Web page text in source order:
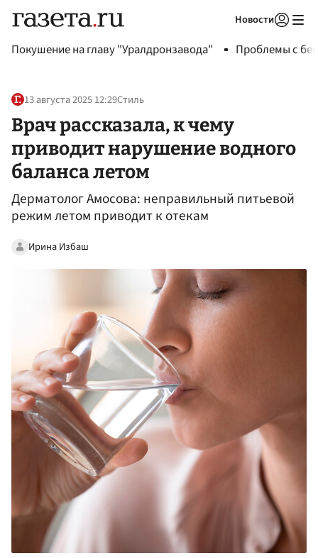
Новости
Покушение на главу "Уралдронзавода" Проблемы с
13 августа 2025 12:29Стиль
Врач рассказала, к чему
приводит нарушение водного
баланса летом
Дерматолог Амосова: неправильный питьевой
режим летом приводит к отекам
Ирина Избаш